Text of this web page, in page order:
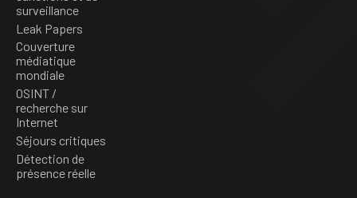
surveillance
Leak Papers
Couverture
médiatique
mondiale
OSINT /
recherche sur
Internet
Séjours critiques
Détection de
présence réelle